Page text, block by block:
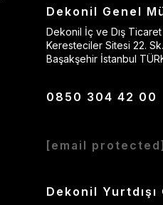
Dekonil Genel
Dekonil İç ve Dış
Keresteciler Sitesi 22.
Başakşehir İstanbul
0850 304 42 00
[email protected]
Dekonil